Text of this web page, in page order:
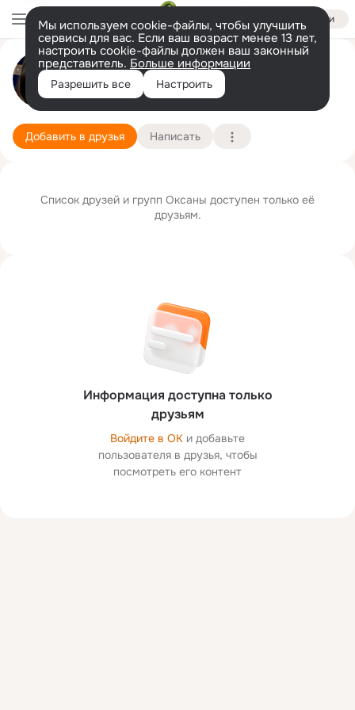
Войти
Мы используем cookie-файлы, чтобы улучшить
сервисы для вас. Если ваш возраст менее 13 лет,
настроить cookie-файлы должен ваш законный
представитель. Больше информации
Разрешить все Настроить
Оксана Анашкина
г. Одинцово (Одинцовский район)
Подробнее
Добавить в друзья Написать
Информация доступна только
друзьям
Войдите в ОК и добавьте
пользователя в друзья, чтобы
посмотреть его контент
Список друзей и групп Оксаны доступен только её
друзьям.